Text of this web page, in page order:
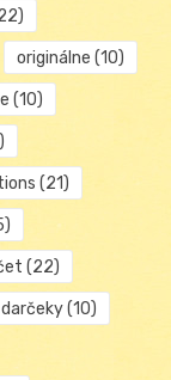
originálne (10)
(10)
(21)
(22)
(10)